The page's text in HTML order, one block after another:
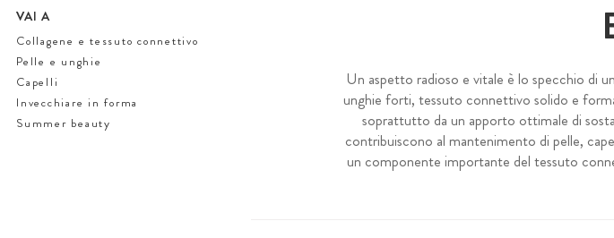
Un aspetto radioso e vitale è lo specchio di
unghie forti, tessuto connettivo solido e
soprattutto da un apporto ottimale di
contribuiscono al mantenimento di pelle,
un componente importante del tessuto
VAI A
Collagene e tessuto connettivo
Pelle e unghie
Capelli
Invecchiare in forma
Summer beauty